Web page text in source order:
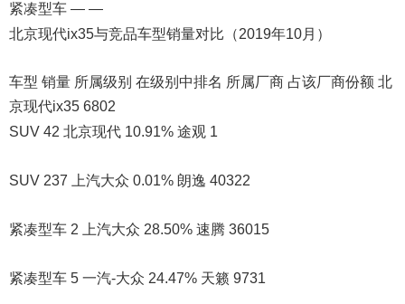
紧凑型车 — —
北京现代ix35与竞品车型销量对比（2019年10月）
车型 销量 所属级别 在级别中排名 所属厂商 占该厂商份额 北
京现代ix35 6802
SUV 42 北京现代 10.91% 途观 1
SUV 237 上汽大众 0.01% 朗逸 40322
紧凑型车 2 上汽大众 28.50% 速腾 36015
紧凑型车 5 一汽-大众 24.47% 天籁 9731